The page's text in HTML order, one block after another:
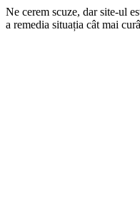
Ne cerem scuze, dar site-ul
a remedia situația cât mai